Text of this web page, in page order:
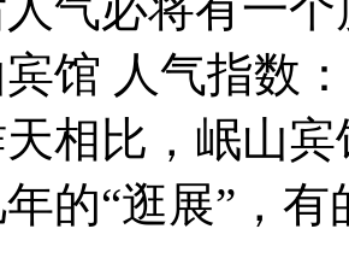
人气指数：
比，岷山宾
的“逛展”，